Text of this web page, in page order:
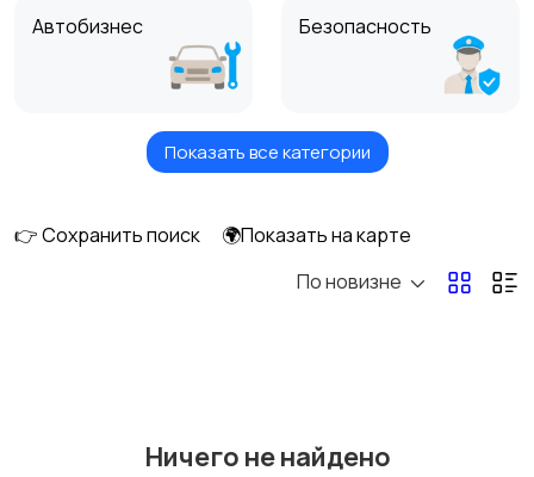
Автобизнес Безопасность
Бытовые услуги и
Высший менеджмент
Показать все категории
👉 Сохранить поиск
🌍Показать на карте
По новизне
Ничего не найдено